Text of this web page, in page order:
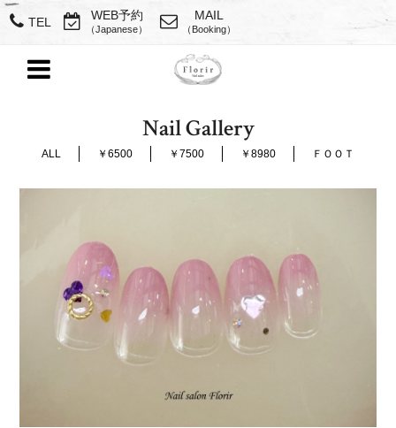
TEL WEB予約
（Japanese）
MAIL
（Booking）
Nail Gallery
ALL ￥6500 ￥7500 ￥8980 ＦＯＯＴ